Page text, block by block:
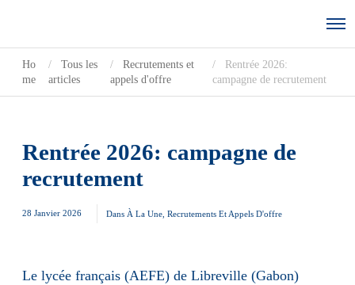
Ho
me
Tous les
articles
Recrutements et
appels d'offre
Rentrée 2026:
campagne de recrutement
Rentrée 2026: campagne de
recrutement
28 Janvier 2026 Dans À La Une Recrutements Et Appels D'offre
Le lycée français (AEFE) de Libreville (Gabon)